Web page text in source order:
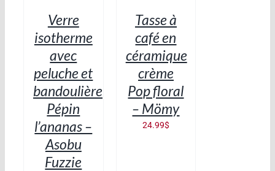
DÉTAILSVerre
isotherme
avec
peluche et
bandoulière
Pépin
l’ananas –
Asobu
Fuzzie
DÉTAILSTasse à
café en
céramique
crème
Pop floral
– Mömy
24.99$